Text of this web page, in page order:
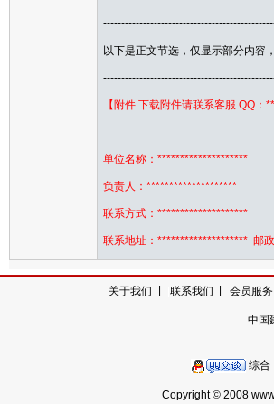
以下是正文节选，仅显示部分内容
【附件 下载附件请联系客服 QQ：
单位名称：********************
负责人：********************
联系方式：********************
联系地址：******************** 邮
关于我们 联系我们 会员服务
中国
综合
Copyright © 2008